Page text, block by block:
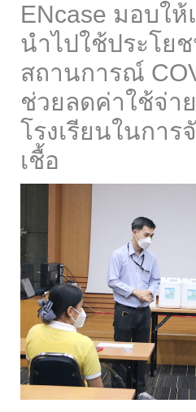
ENcase มอบใ
นำไปใช้ประโย
สถานการณ์
ช่วยลดค่าใช้จ่า
โรงเรียนในกา
เชื้อ